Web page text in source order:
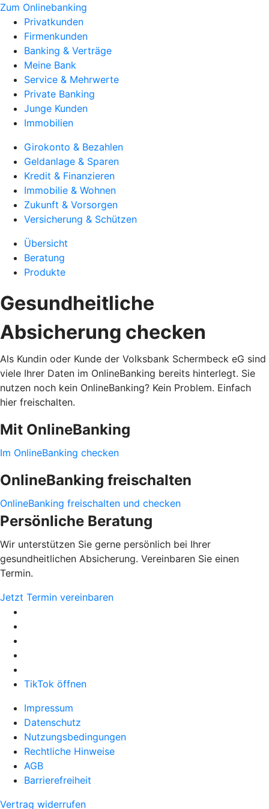
Zum Onlinebanking
Privatkunden
Firmenkunden
Banking & Verträge
Meine Bank
Service & Mehrwerte
Private Banking
Junge Kunden
Immobilien
Girokonto & Bezahlen
Geldanlage & Sparen
Kredit & Finanzieren
Immobilie & Wohnen
Zukunft & Vorsorgen
Versicherung & Schützen
Übersicht
Beratung
Produkte
Gesundheitliche
Absicherung checken
Als Kundin oder Kunde der Volksbank Schermbeck eG sind
viele Ihrer Daten im OnlineBanking bereits hinterlegt. Sie
nutzen noch kein OnlineBanking? Kein Problem. Einfach
hier freischalten.
Mit OnlineBanking
Im OnlineBanking checken
OnlineBanking freischalten
OnlineBanking freischalten und checken
Persönliche Beratung
Wir unterstützen Sie gerne persönlich bei Ihrer
gesundheitlichen Absicherung. Vereinbaren Sie einen
Termin.
Jetzt Termin vereinbaren
TikTok öffnen
Impressum
Datenschutz
Nutzungsbedingungen
Rechtliche Hinweise
AGB
Barrierefreiheit
Vertrag widerrufen